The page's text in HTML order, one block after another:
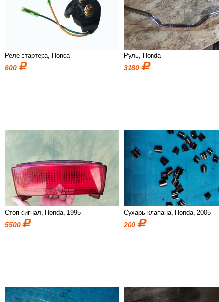
Реле стартера, Honda
600
Руль, Honda
3180
Стоп сигнал, Honda, 1995
5500
Сухарь клапана, Honda, 2005
200